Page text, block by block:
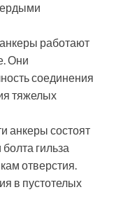
работают
Они
соединения
тяжелых
анкеры состоят
гильза
отверстия.
в пустотелых